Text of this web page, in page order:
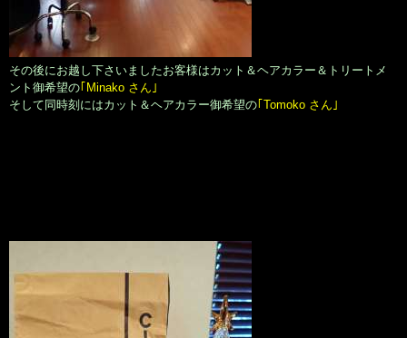
その後にお越し下さいましたお客様はカット＆ヘアカラー＆トリートメ
ント御希望の｢Minako さん｣
そして同時刻にはカット＆ヘアカラー御希望の｢Tomoko さん｣